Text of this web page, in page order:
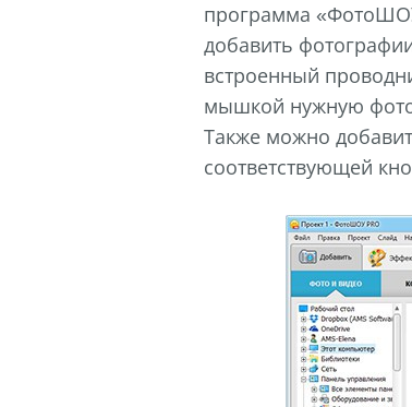
программа
добавить
встроенный
мышкой нужную
Также можно
соответствующей